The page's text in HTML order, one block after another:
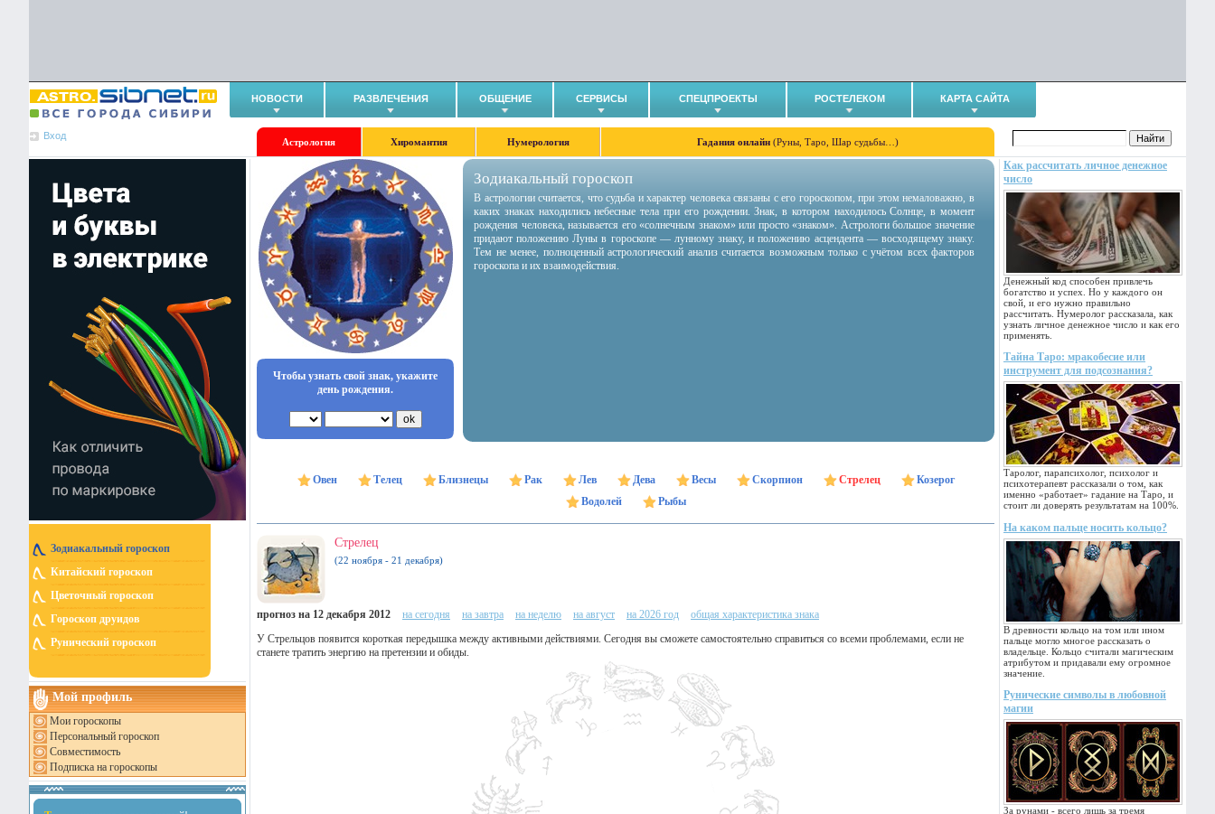
НОВОСТИ РАЗВЛЕЧЕНИЯ ОБЩЕНИЕ СЕРВИСЫ СПЕЦПРОЕКТЫ РОСТЕЛЕКОМ КАРТА САЙТА
Вход
Астрология Хиромантия Нумерология Гадания онлайн (Руны, Таро, Шар судьбы…)
Зодиакальный гороскоп
Китайский гороскоп
Цветочный гороскоп
Гороскоп друидов
Рунический гороскоп
Мой профиль
Мои гороскопы
Персональный гороскоп
Совместимость
Подписка на гороскопы
Как рассчитать личное денежное
число
Денежный код способен привлечь
богатство и успех. Но у каждого он
свой, и его нужно правильно
рассчитать. Нумеролог рассказала, как
узнать личное денежное число и как его
применять.
Тайна Таро: мракобесие или
инструмент для подсознания?
Таролог, парапсихолог, психолог и
психотерапевт рассказали о том, как
именно «работает» гадание на Таро, и
стоит ли доверять результатам на 100%.
На каком пальце носить кольцо?
В древности кольцо на том или ином
пальце могло многое рассказать о
владельце. Кольцо считали магическим
атрибутом и придавали ему огромное
значение.
Рунические символы в любовной
магии
За рунами - всего лишь за тремя
Чтобы узнать свой знак, укажите
день рождения.
Зодиакальный гороскоп
В астрологии считается, что судьба и характер человека связаны с его гороскопом, при этом немаловажно, в
каких знаках находились небесные тела при его рождении. Знак, в котором находилось Солнце, в момент
рождения человека, называется его «солнечным знаком» или просто «знаком». Астрологи большое значение
придают положению Луны в гороскопе — лунному знаку, и положению асцендента — восходящему знаку.
Тем не менее, полноценный астрологический анализ считается возможным только с учётом всех факторов
гороскопа и их взаимодействия.
Овен Телец Близнецы Рак Лев Дева Весы Скорпион Стрелец
Козерог
Водолей
Рыбы
Стрелец
(22 ноября - 21 декабря)
прогноз на 12 декабря 2012 на сегодня на завтра на неделю на август на 2026 год
общая характеристика знака
У Стрельцов появится короткая передышка между активными действиями. Сегодня вы сможете самостоятельно справиться со всеми проблемами, если не
станете тратить энергию на претензии и обиды.